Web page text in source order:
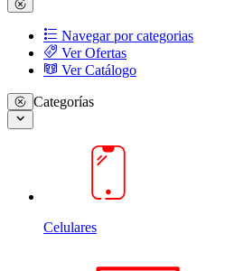
Navegar por categorias
Ver Ofertas
Ver Catálogo
Categorías
Celulares